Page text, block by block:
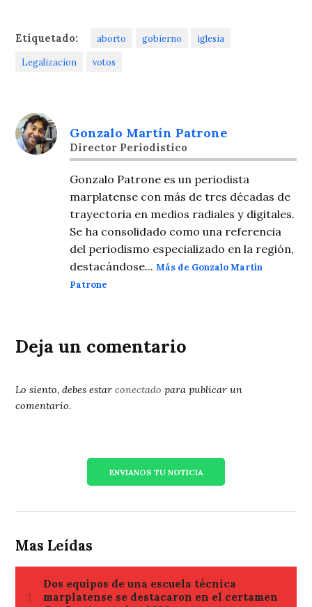
Etiquetado: aborto gobierno iglesia
Legalizacion votos
Gonzalo Martín Patrone
Director Periodistico
Gonzalo Patrone es un periodista
marplatense con más de tres décadas de
trayectoria en medios radiales y digitales.
Se ha consolidado como una referencia
del periodismo especializado en la región,
destacándose...Más de Gonzalo Martín
Patrone
Deja un comentario
Lo siento, debes estarconectado para publicar un
comentario.
ENVIANOS TU NOTICIA
Mas Leídas